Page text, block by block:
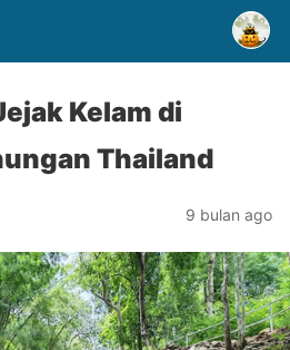
Kelam di
Thailand
9 bulan ago